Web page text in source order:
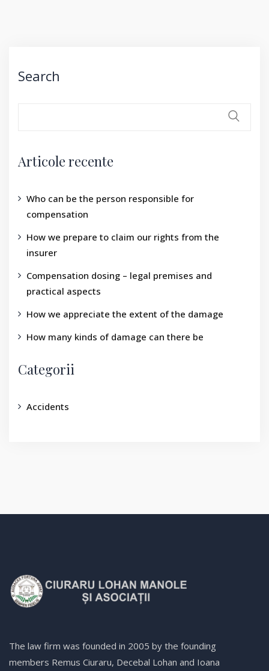
Search
Articole recente
Who can be the person responsible for
compensation
How we prepare to claim our rights from the
insurer
Compensation dosing – legal premises and
practical aspects
How we appreciate the extent of the damage
How many kinds of damage can there be
Categorii
Accidents
The law firm was founded in 2005 by the founding
members Remus Ciuraru, Decebal Lohan and Ioana